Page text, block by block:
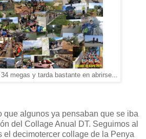
megas y tarda bastante en abrirse...
que algunos ya pensaban que se iba
del Collage Anual DT. Seguimos al
el decimotercer collage de la Penya